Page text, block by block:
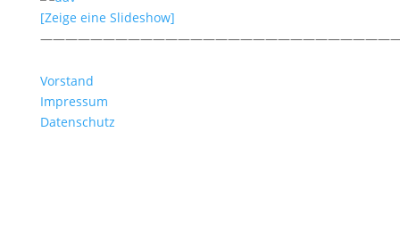
[Zeige eine Slideshow]
Vorstand
Impressum
Datenschutz